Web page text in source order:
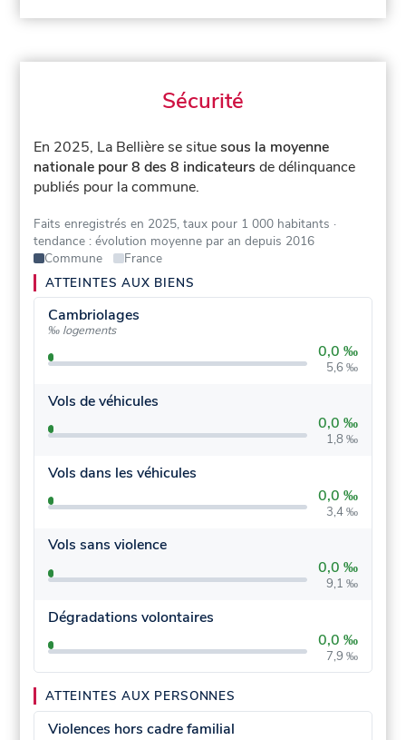
Sécurité
En 2025, La Bellière se situesous la moyenne
nationale pour 8 des 8 indicateurs de délinquance
publiés pour la commune.
Faits enregistrés en 2025, taux pour 1 000 habitants ·
tendance : évolution moyenne par an depuis 2016
Commune
France
ATTEINTES AUX BIENS
Cambriolages
‰ logements
0,0 ‰
5,6 ‰
Vols de véhicules
0,0 ‰
1,8 ‰
Vols dans les véhicules
0,0 ‰
3,4 ‰
Vols sans violence
0,0 ‰
9,1 ‰
Dégradations volontaires
0,0 ‰
7,9 ‰
ATTEINTES AUX PERSONNES
Violences hors cadre familial